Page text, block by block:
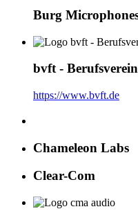
Burg
bvft -
https://www.bvft.de
Chameleon Labs
Clear-Com